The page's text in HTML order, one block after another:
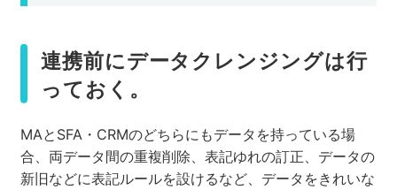
連携前にデータクレンジングは行
っておく。
MAとSFA・CRMのどちらにもデータを持っている場
合、両データ間の重複削除、表記ゆれの訂正、データの
新旧などに表記ルールを設けるなど、データをきれいな